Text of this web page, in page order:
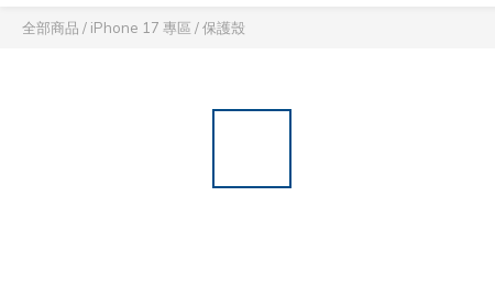
全部商品 / iPhone 17 專區 /保護殼